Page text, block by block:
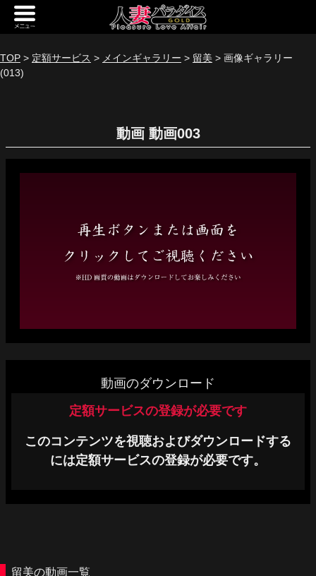
新規会員登録 ログイン
[定額] メインギャラリー
[定額] 人妻楽園ギャラリー
[定額] 継続1カ月ギャラリー
[定額] 継続3カ月ギャラリー
[定額] 継続6カ月ギャラリー
TOP > 定額サービス > メインギャラリー > 留美 > 画像ギャラリー
(013)
動画
動画のダウンロード
定額サービスの登録が必要です
このコンテンツを視聴およびダウンロードする
には定額サービスの登録が必要です。
留美の動画一覧